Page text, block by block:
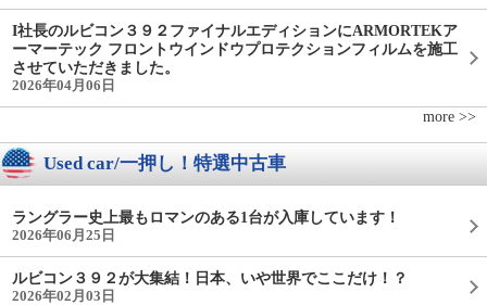
I社長のルビコン３９２ファイナルエディションにARMORTEKア
ーマーテック フロントウインドウプロテクションフィルムを施工
させていただきました。
2026年04月06日
more >>
Used car/一押し！特選中古車
ラングラー史上最もロマンのある1台が入庫しています！
2026年06月25日
ルビコン３９２が大集結！日本、いや世界でここだけ！？
2026年02月03日